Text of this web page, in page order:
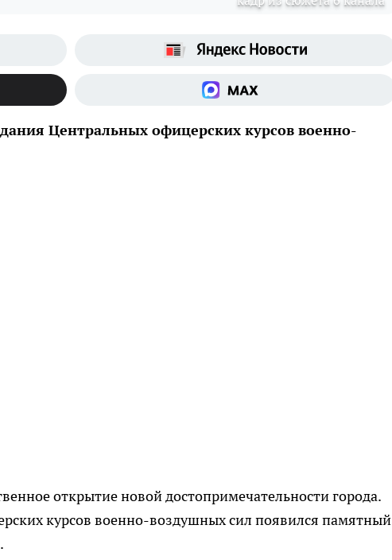
Центральных офицерских курсов военно-
открытие новой достопримечательности города.
курсов военно-воздушных сил появился памятный